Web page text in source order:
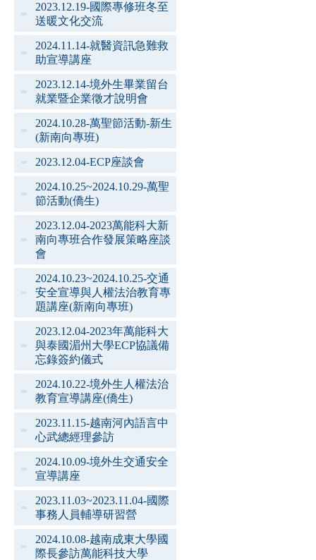
2023.12.19-國際專修班冬至
送暖文化交流
2024.11.14-就醫資訊急難救
助宣導講座
2023.12.14-境外生畢業留台
就業暨企業徵才說明會
2024.10.28-萬聖節活動-新生
(新南向專班)
2023.12.04-ECP座談會
2024.10.25~2024.10.29-萬聖
節活動(僑生)
2023.12.04-2023萬能科大新
南向專班合作發展策略座談
會
2024.10.23~2024.10.25-交通
安全宣導與人權法治教育專
題講座(新南向專班)
2023.12.04-2023年萬能科大
與泰國湄州大學ECP協議備
忘錄簽約儀式
2024.10.22-境外生人權法治
教育宣導講座(僑生)
2023.11.15-越南河內語言中
心武總經理參訪
2024.10.09-境外生交通安全
宣導講座
2023.11.03~2023.11.04-國際
事務人員輔導研習營
2024.10.08-越南成東大學國
際長參訪萬能科技大學